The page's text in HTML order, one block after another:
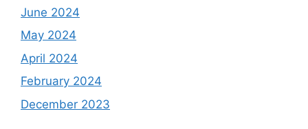
June 2024
May 2024
April 2024
February 2024
December 2023